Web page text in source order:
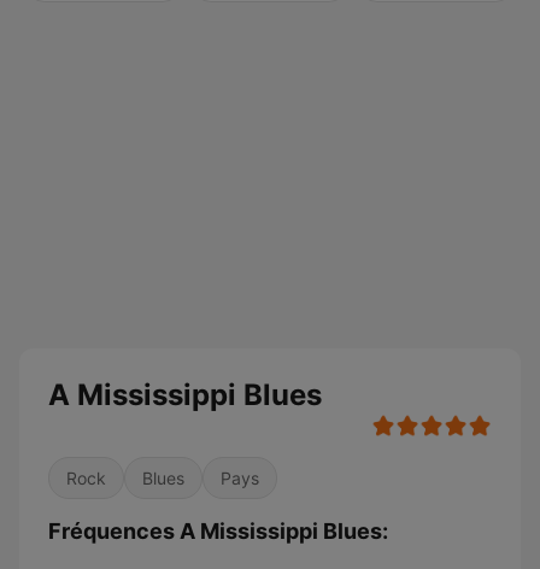
A Mississippi Blues
Rock Blues Pays
Fréquences A Mississippi Blues: